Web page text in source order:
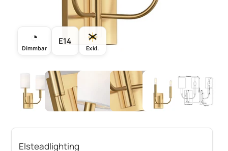
◔
Dimmbar
E14 ☀
Exkl.
Elsteadlighting